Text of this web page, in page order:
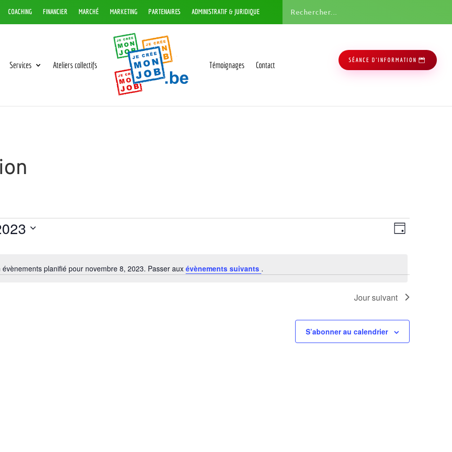
COACHING FINANCIER MARCHÉ MARKETING PARTENAIRES ADMINISTRATIF & JURIDIQUE
Services Ateliers collectifs Témoignages Contact
SÉANCE D'INFORMATION
Notice
évènements planifié pour novembre 8, 2023. Passer aux évènements suivants .
Navigation
par
Navigation
de
Jour
Jour suivant
S’abonner au calendrier